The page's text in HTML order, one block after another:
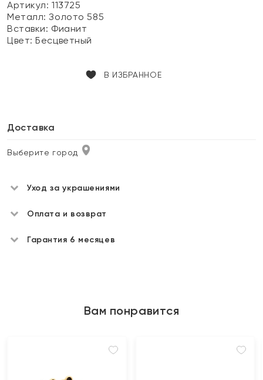
Артикул: 113725
Металл:Золото 585
Вставки: Фианит
Цвет:Бесцветный
В ИЗБРАННОЕ
Доставка
Выберите город
Уход за украшениями
Оплата и возврат
Гарантия 6 месяцев
Вам понравится